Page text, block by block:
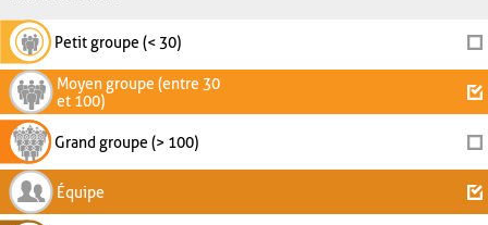
Petit groupe (< 30)
Moyen groupe (entre 30
et 100)
Grand groupe (> 100)
Équipe